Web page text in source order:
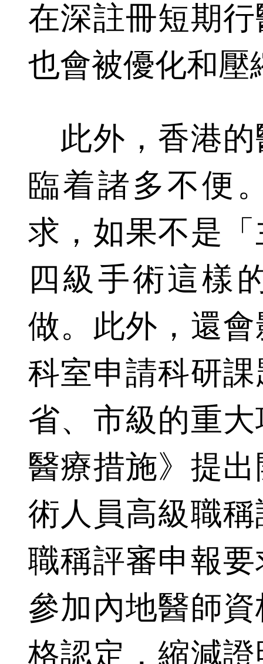
在深註冊短期
也會被優化和壓
此外，香港的
臨着諸多不便
求，如果不是
四級手術這樣
做。此外，還
科室申請科研
省、市級的重
醫療措施》提
術人員高級職
職稱評審申報
參加內地醫師
格認定，縮減